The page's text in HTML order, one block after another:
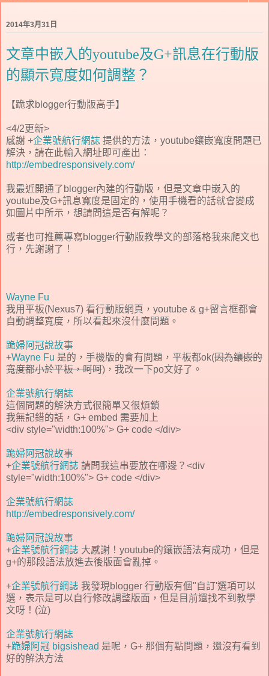
2014年3月31日
文章中嵌入的youtube及G+訊息在行動版
的顯示寬度如何調整？
【跪求blogger行動版高手】
<4/2更新>
感謝 +企業號航行網誌 提供的方法，youtube鑲嵌寬度問題已
解決，請在此輸入網址即可產出：
http://embedresponsively.com/
我最近開通了blogger內建的行動版，但是文章中嵌入的
youtube及G+訊息寬度是固定的，使用手機看的話就會變成
如圖片中所示，想請問這是否有解呢？
或者也可推薦專寫blogger行動版教學文的部落格我來爬文也
行，先謝謝了！
Wayne Fu
我用平板(Nexus7) 看行動版網頁，youtube & g+留言框都會
自動調整寬度，所以看起來沒什麼問題。
跪婦阿冠說故事
+Wayne Fu 是的，手機版的會有問題，平板都ok(因為鑲嵌的
寬度都小於平板，呵呵)，我改一下po文好了。
企業號航行網誌
這個問題的解決方式很簡單又很煩鎖
我無記錯的話，G+ embed 需要加上
<div style="width:100%"> G+ code </div>
跪婦阿冠說故事
+企業號航行網誌 請問我這串要放在哪邊？<div
style="width:100%"> G+ code </div>
企業號航行網誌
http://embedresponsively.com/
跪婦阿冠說故事
+企業號航行網誌 大感謝！youtube的鑲嵌語法有成功，但是
g+的那段語法放進去後版面會亂掉。
+企業號航行網誌 我發現blogger 行動版有個"自訂'選項可以
選，表示是可以自行修改調整版面，但是目前還找不到教學
文呀！(泣)
企業號航行網誌
+跪婦阿冠 bigsishead 是呢，G+ 那個有點問題，還沒有看到
好的解決方法